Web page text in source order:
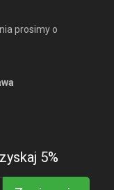
prosimy o
5%